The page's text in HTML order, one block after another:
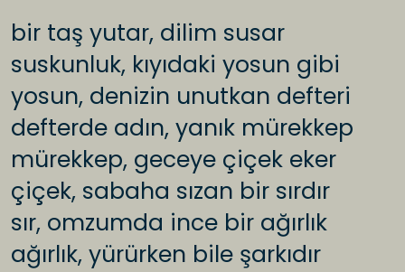
bir taş yutar, dilim susar
suskunluk, kıyıdaki yosun gibi
yosun, denizin unutkan defteri
defterde adın, yanık mürekkep
mürekkep, geceye çiçek eker
çiçek, sabaha sızan bir sırdır
sır, omzumda ince bir ağırlık
ağırlık, yürürken bile şarkıdır